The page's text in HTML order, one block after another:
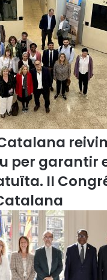
per garantir
II